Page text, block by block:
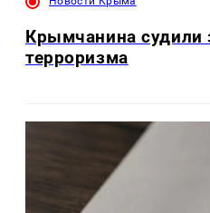
Крымчанина судили
терроризма